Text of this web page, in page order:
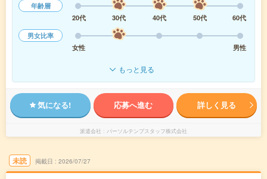
年齢層
20代
30代 40代 50代
60代
男女比率
女性
男性
もっと見る
気になる! 応募へ進む 詳しく見る
派遣会社 パーソルテンプスタッフ株式会社
未読 掲載日 2026/07/27